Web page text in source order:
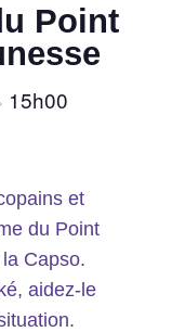
Point
15h00
et
du Point
Capso.
aidez-le